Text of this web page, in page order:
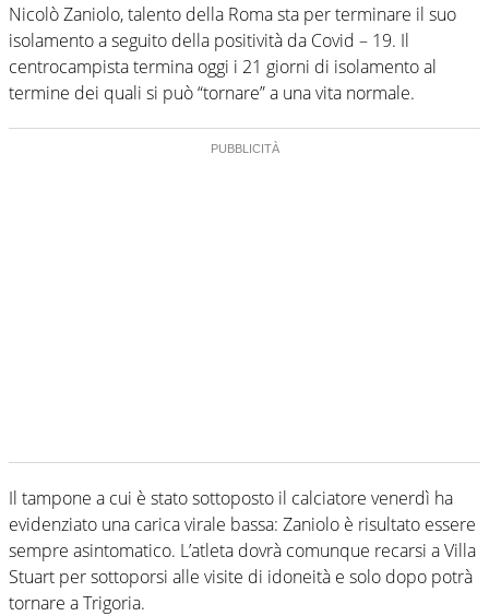
Nicolò Zaniolo, talento della Roma sta per terminare il suo
isolamento a seguito della positività da Covid – 19. Il
centrocampista termina oggi i 21 giorni di isolamento al
termine dei quali si può “tornare” a una vita normale.
Il tampone a cui è stato sottoposto il calciatore venerdì ha
evidenziato una carica virale bassa: Zaniolo è risultato essere
sempre asintomatico. L’atleta dovrà comunque recarsi a Villa
Stuart per sottoporsi alle visite di idoneità e solo dopo potrà
tornare a Trigoria.